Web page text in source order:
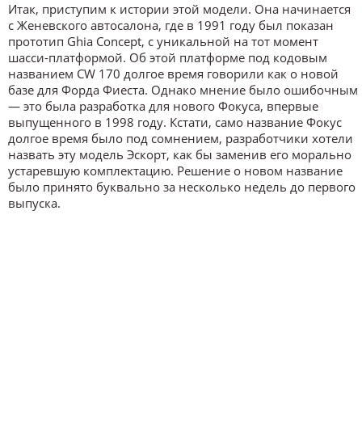
Итак, приступим к истории этой модели. Она начинается
с Женевского автосалона, где в 1991 году был показан
прототип Ghia Concept, с уникальной на тот момент
шасси-платформой. Об этой платформе под кодовым
названием CW 170 долгое время говорили как о новой
базе для Форда Фиеста. Однако мнение было ошибочным
— это была разработка для нового Фокуса, впервые
выпущенного в 1998 году. Кстати, само название Фокус
долгое время было под сомнением, разработчики хотели
назвать эту модель Эскорт, как бы заменив его морально
устаревшую комплектацию. Решение о новом название
было принято буквально за несколько недель до первого
выпуска.